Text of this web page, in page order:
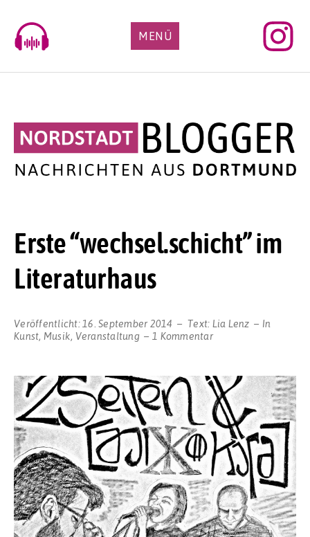
content
MENÜ
Erste “wechsel.schicht” im
Literaturhaus
Veröffentlicht: 16. September 2014 Text: Lia Lenz
In
Kunst, Musik, Veranstaltung 1 Kommentarzu
Literaturhaus